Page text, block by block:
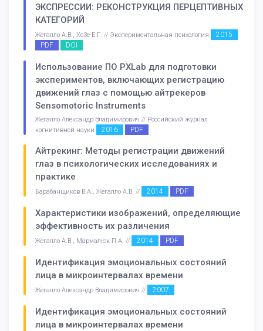
ЭКСПРЕССИИ: РЕКОНСТРУКЦИЯ ПЕРЦЕПТИВНЫХ
КАТЕГОРИЙ
Жегалло А.В., Хо3е Е.Г. // Экспериментальная психология
2015
PDF
DOI
Использование ПО PXLab для подготовки
экспериментов, включающих регистрацию
движений глаз с помощью айтрекеров
Sensomotoric Instruments
Жегалло Александр Владимирович // Российский журнал
когнитивной науки
2016 PDF
Айтрекинг: Методы регистрации движений
глаз в психологических исследованиях и
практике
Барабанщиков В.А., Жегалло А.В. // 2014 PDF
Характеристики изображений, определяющие
эффективность их различения
Жегалло А.В., Мармалюк П.А. // 2014 PDF
Идентификация эмоциональных состояний
лица в микроинтервалах времени
Жегалло Александр Владимирович // 2007
Идентификация эмоциональных состояний
лица в микроинтервалах времени